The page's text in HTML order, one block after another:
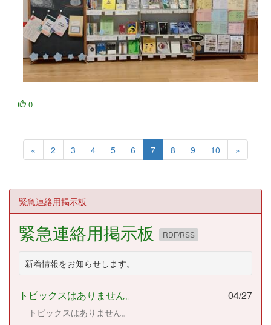
0
« 2 3 4 5 6 7 8 9 10 »
緊急連絡用掲示板
緊急連絡用掲示板 RDF/RSS
新着情報をお知らせします。
トピックスはありません。 04/27
トピックスはありません。